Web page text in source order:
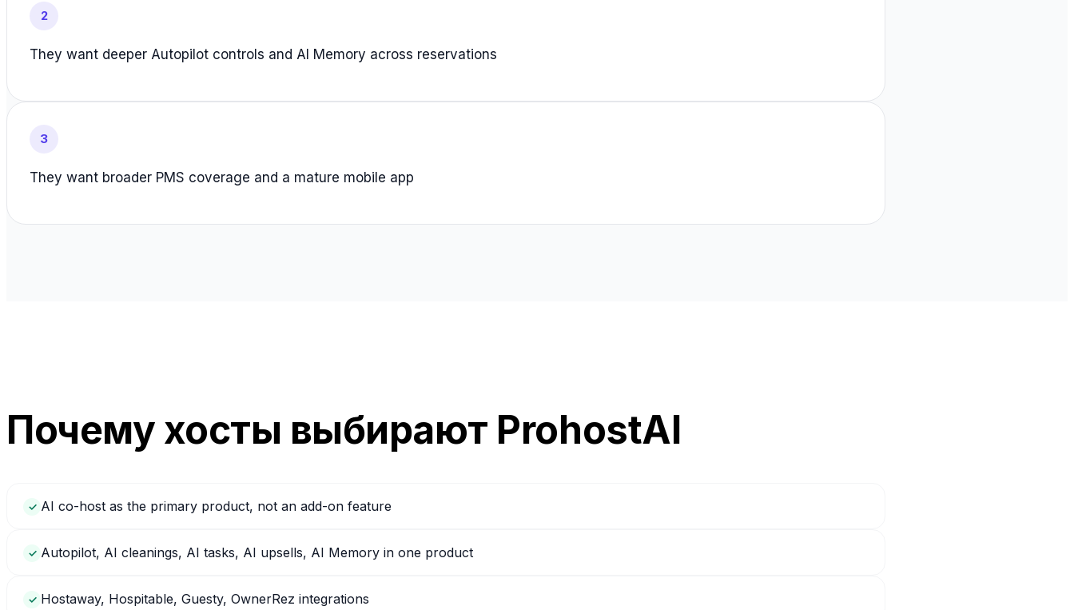
2
They want deeper Autopilot controls and AI Memory across reservations
3
They want broader PMS coverage and a mature mobile app
Почему хосты выбирают ProhostAI
✓ AI co-host as the primary product, not an add-on feature
✓ Autopilot, AI cleanings, AI tasks, AI upsells, AI Memory in one product
✓ Hostaway, Hospitable, Guesty, OwnerRez integrations